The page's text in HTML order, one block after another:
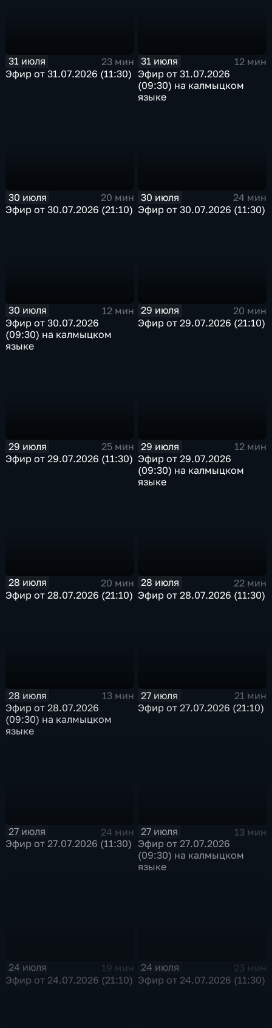
31 июля
23 мин
Эфир от 31.07.2026 (11:30)
31 июля
12 мин
Эфир от 31.07.2026
(09:30) на калмыцком
языке
30 июля
20 мин
Эфир от 30.07.2026 (21:10)
30 июля
24 мин
Эфир от 30.07.2026 (11:30)
30 июля
12 мин
Эфир от 30.07.2026
(09:30) на калмыцком
языке
29 июля
20 мин
Эфир от 29.07.2026 (21:10)
29 июля
25 мин
Эфир от 29.07.2026 (11:30)
29 июля
12 мин
Эфир от 29.07.2026
(09:30) на калмыцком
языке
28 июля
20 мин
Эфир от 28.07.2026 (21:10)
28 июля
22 мин
Эфир от 28.07.2026 (11:30)
28 июля
13 мин
Эфир от 28.07.2026
(09:30) на калмыцком
языке
27 июля
21 мин
Эфир от 27.07.2026 (21:10)
27 июля
24 мин
Эфир от 27.07.2026 (11:30)
27 июля
13 мин
Эфир от 27.07.2026
(09:30) на калмыцком
языке
24 июля
19 мин
Эфир от 24.07.2026 (21:10)
24 июля
23 мин
Эфир от 24.07.2026 (11:30)